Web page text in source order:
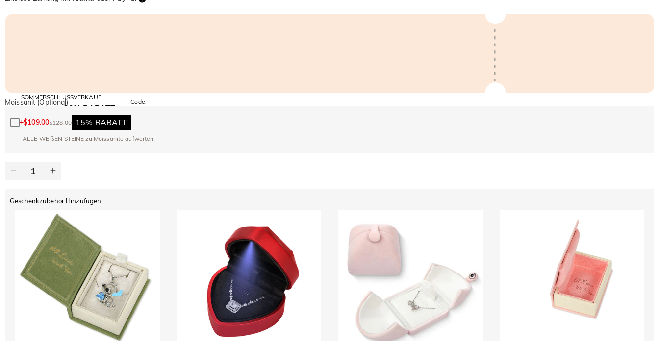
SOMMERSCHLUSSVERKAUF
AUF ALLES
30% RABATT
AUF DEN 2.
ARTIKEL
Code:
Kopieren
Moissanit (Optional)
+$109.00$128.00 15% RABATT
ALLE WEIßEN STEINE zu Moissanite aufwerten
Geschenkzubehör Hinzufügen